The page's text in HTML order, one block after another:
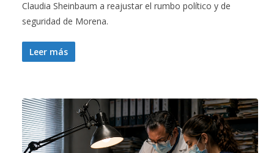
Claudia Sheinbaum a reajustar el rumbo político y de
seguridad de Morena.
Leer más